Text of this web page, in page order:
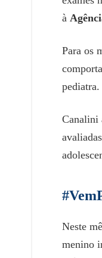
à
Para os
pediatra.
Canalini
Neste
menino